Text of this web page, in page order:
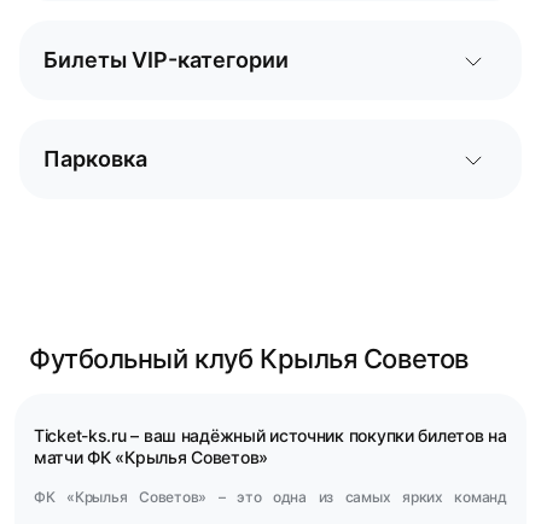
Билеты VIP-категории
Парковка
Футбольный клуб Крылья Советов
Ticket-ks.ru – ваш надёжный источник покупки билетов на
матчи ФК «Крылья Советов»
ФК «Крылья Советов» – это одна из самых ярких команд